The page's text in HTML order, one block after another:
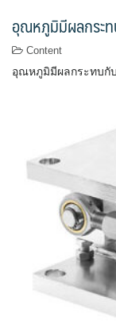
อุณหภูมิมีผลกระท
Content
อุณหภูมิมีผลกระทบกั